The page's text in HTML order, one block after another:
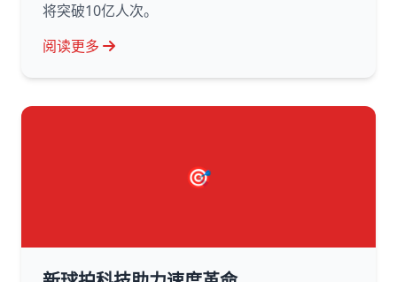
将突破10亿人次。
阅读更多
🎯